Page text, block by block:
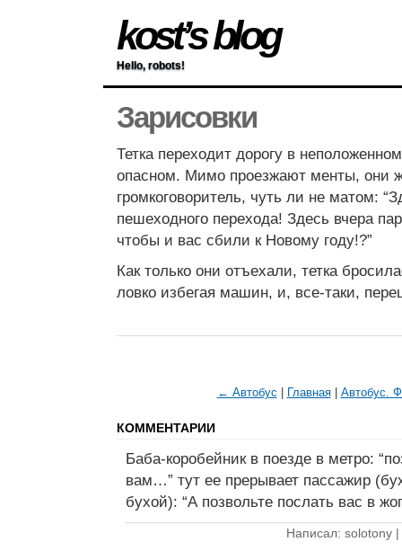
kost’s blog
Hello, robots!
Зарисовки
Тетка переходит дорогу в
опасном. Мимо проезжают менты, они
громкоговоритель, чуть ли не матом:
пешеходного перехода! Здесь вчера
чтобы и вас сбили к Новому году!?”
Как только они отъехали, тетка
ловко избегая машин, и, все-таки,
← Автобус Главная| Автобус.
КОММЕНТАРИИ
Баба-коробейник в поезде в метро:
вам…” тут ее прерывает пассажир
бухой): “А позвольте послать вас в
Написал: solotony |